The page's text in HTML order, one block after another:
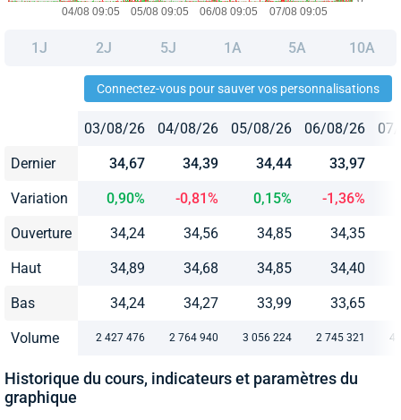
1J 2J 5J 1A 5A 10A
Connectez-vous pour sauver vos personnalisations
03/08/26 04/08/26 05/08/26 06/08/26
Dernier 34,67 34,39 34,44 33,97
Variation 0,90% -0,81% 0,15% -1,36%
Ouverture 34,24 34,56 34,85 34,35
Haut 34,89 34,68 34,85 34,40
Bas 34,24 34,27 33,99 33,65
Volume 2 427 476 2 764 940 3 056 224 2 745 321 4
Historique du cours, indicateurs et paramètres du
graphique